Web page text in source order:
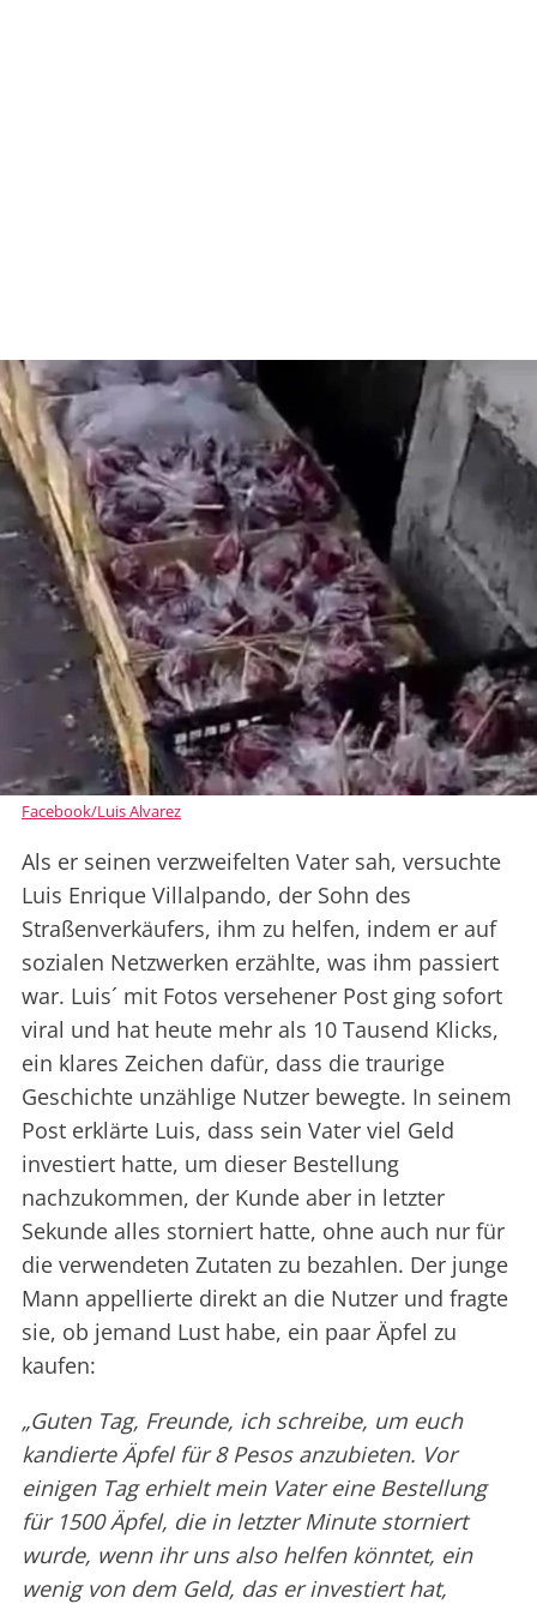
Facebook/Luis Alvarez
Als er seinen verzweifelten Vater sah, versuchte
Luis Enrique Villalpando, der Sohn des
Straßenverkäufers, ihm zu helfen, indem er auf
sozialen Netzwerken erzählte, was ihm passiert
war. Luis´ mit Fotos versehener Post ging sofort
viral und hat heute mehr als 10 Tausend Klicks,
ein klares Zeichen dafür, dass die traurige
Geschichte unzählige Nutzer bewegte. In seinem
Post erklärte Luis, dass sein Vater viel Geld
investiert hatte, um dieser Bestellung
nachzukommen, der Kunde aber in letzter
Sekunde alles storniert hatte, ohne auch nur für
die verwendeten Zutaten zu bezahlen. Der junge
Mann appellierte direkt an die Nutzer und fragte
sie, ob jemand Lust habe, ein paar Äpfel zu
kaufen:
„Guten Tag, Freunde, ich schreibe, um euch
kandierte Äpfel für 8 Pesos anzubieten. Vor
einigen Tag erhielt mein Vater eine Bestellung
für 1500 Äpfel, die in letzter Minute storniert
wurde, wenn ihr uns also helfen könntet, ein
wenig von dem Geld, das er investiert hat,